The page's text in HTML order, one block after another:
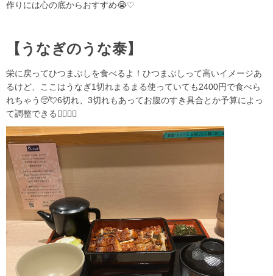
作りには心の底からおすすめ😭♡
【うなぎのうな泰】
栄に戻ってひつまぶしを食べるよ！ひつまぶしって高いイメージあ
るけど、ここはうなぎ1切れまるまる使っていても2400円で食べら
れちゃう🥺💘6切れ、3切れもあってお腹のすき具合とか予算によっ
て調整できる🙂‍↕️🙂‍↕️